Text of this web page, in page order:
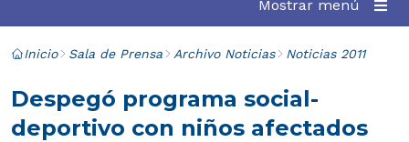
Mostrar menú
Inicio Sala de Prensa Archivo Noticias Noticias 2011
Despegó programa social-
deportivo con niños afectados